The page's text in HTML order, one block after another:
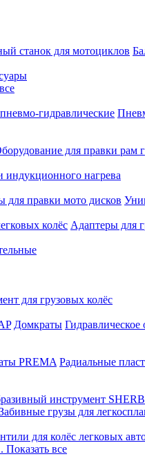
станок для мотоциклов
гидравлические
для правки рам
индукционного нагрева
для правки мото дисков
колёс Адаптеры для
для грузовых колёс
Домкраты
PREMA Радиальные
инструмент
грузы для
для колёс легковых
Показать все